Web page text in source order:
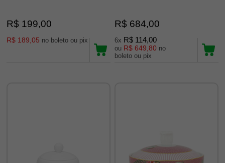
R$ 199,00
R$ 189,05 no boleto ou pix
R$ 684,00
6x R$ 114,00
ou R$ 649,80 no
boleto ou pix